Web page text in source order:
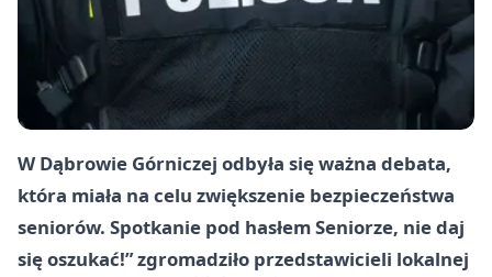
W Dąbrowie Górniczej odbyła się ważna debata,
która miała na celu zwiększenie bezpieczeństwa
seniorów. Spotkanie pod hasłem Seniorze, nie daj
się oszukać!” zgromadziło przedstawicieli lokalnej